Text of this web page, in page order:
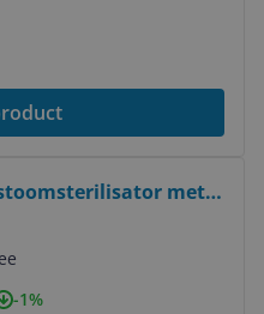
met
-1%